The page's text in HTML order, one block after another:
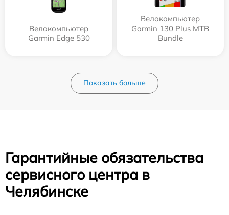
Велокомпьютер
Garmin Edge 530
Велокомпьютер
Garmin 130 Plus MTB
Bundle
Показать больше
Гарантийные обязательства
сервисного центра в
Челябинске